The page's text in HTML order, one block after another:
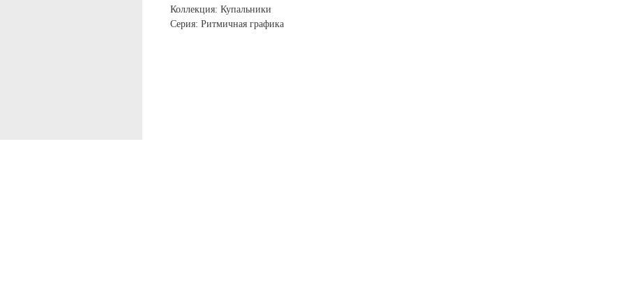
Коллекция: Купальники
Серия: Ритмичная графика